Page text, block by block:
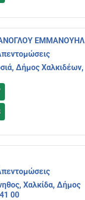
ΕΜΜΑΝΟΥΗΛ
Δήμος Χαλκιδέων,
Χαλκίδα, Δήμος
00